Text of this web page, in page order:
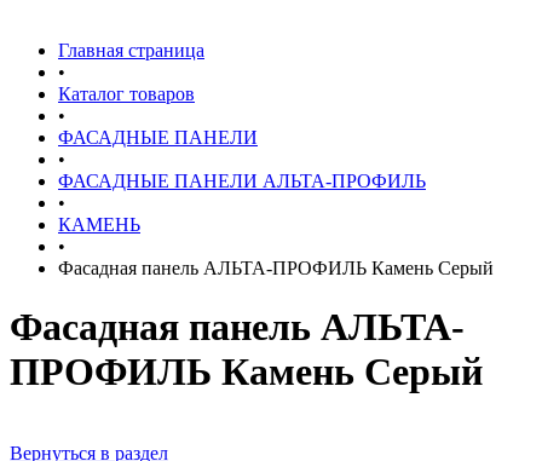
Главная страница
•
Каталог товаров
•
ФАСАДНЫЕ ПАНЕЛИ
•
ФАСАДНЫЕ ПАНЕЛИ АЛЬТА-ПРОФИЛЬ
•
КАМЕНЬ
•
Фасадная панель АЛЬТА-ПРОФИЛЬ Камень Серый
Фасадная панель АЛЬТА-
ПРОФИЛЬ Камень Серый
Вернуться в раздел